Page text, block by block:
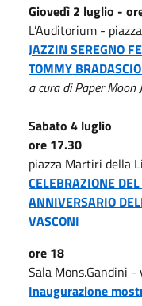
Giovedì 2 luglio -
L’Auditorium -
JAZZIN SEREGNO
TOMMY
a cura di Paper Moon
Sabato 4 luglio
ore 17.30
piazza Martiri della
CELEBRAZIONE
ANNIVERSARIO
VASCONI
ore 18
Sala Mons.Gandini -
Inaugurazione